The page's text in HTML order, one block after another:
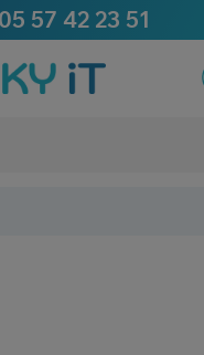
05 57 42 23 51